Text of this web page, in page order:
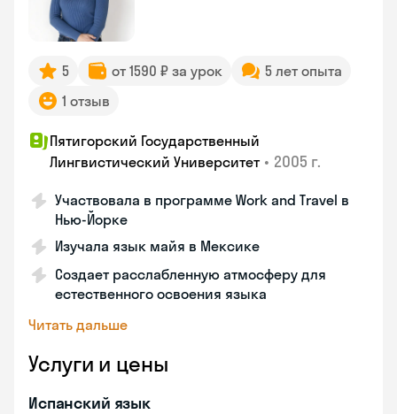
5 от 1590 ₽ за урок
5 лет опыта
1 отзыв
Пятигорский Государственный
Лингвистический Университет • 2005 г.
Участвовала в программе Work and Travel в
Нью-Йорке
Изучала язык майя в Мексике
Создает расслабленную атмосферу для
естественного освоения языка
Читать дальше
Услуги и цены
Испанский язык